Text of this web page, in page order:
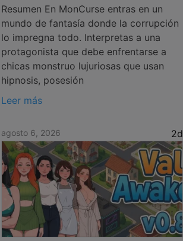
Resumen En MonCurse entras en un
mundo de fantasía donde la corrupción
lo impregna todo. Interpretas a una
protagonista que debe enfrentarse a
chicas monstruo lujuriosas que usan
hipnosis, posesión
Leer más
agosto 6, 2026 2d